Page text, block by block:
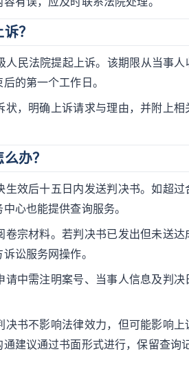
？
民法院提起上诉。该期限从当事
的第一个工作日。
，明确上诉请求与理由，并附上
办？
效后十五日内发送判决书。如超
心也能提供查询服务。
宗材料。若判决书已发出但未送达
讼服务网操作。
中需注明案号、当事人信息及判决
书不影响法律效力，但可能影响
建议通过书面形式进行，保留查询